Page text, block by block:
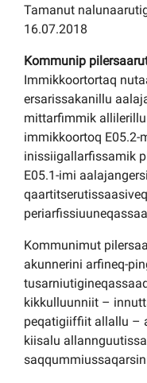
Tamanut
16.07.2018
Kommunip
Immikkoortortaq
ersarissakanillu
mittarfimmik
immikkoortoq
inissiigallarfissamik
E05.1-imi
Kommunimut
akunnerini arfineq-
kikkulluunniit –
peqatigiiffiit allallu –
kiisalu